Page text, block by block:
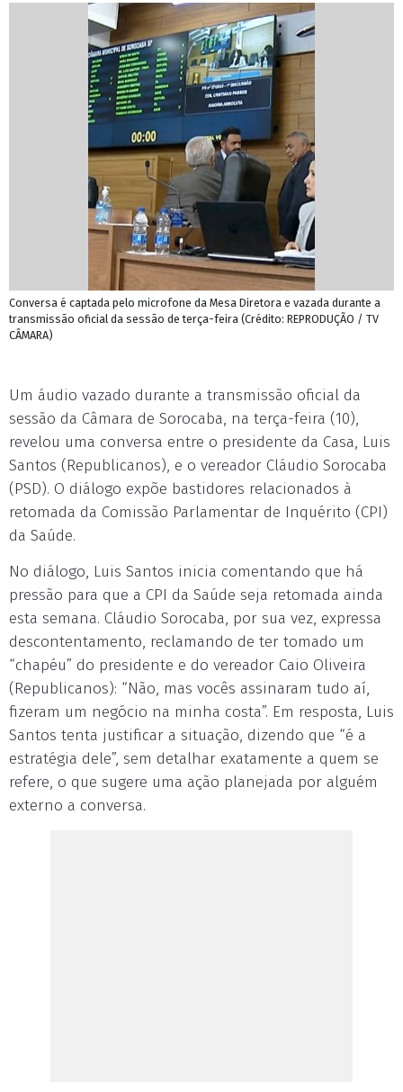
Conversa é captada pelo microfone da Mesa Diretora e vazada durante a
transmissão oficial da sessão de terça-feira (Crédito: REPRODUÇÃO / TV
CÂMARA)
Um áudio vazado durante a transmissão oficial da
sessão da Câmara de Sorocaba, na terça-feira (10),
revelou uma conversa entre o presidente da Casa, Luis
Santos (Republicanos), e o vereador Cláudio Sorocaba
(PSD). O diálogo expõe bastidores relacionados à
retomada da Comissão Parlamentar de Inquérito (CPI)
da Saúde.
No diálogo, Luis Santos inicia comentando que há
pressão para que a CPI da Saúde seja retomada ainda
esta semana. Cláudio Sorocaba, por sua vez, expressa
descontentamento, reclamando de ter tomado um
“chapéu” do presidente e do vereador Caio Oliveira
(Republicanos): “Não, mas vocês assinaram tudo aí,
fizeram um negócio na minha costa”. Em resposta, Luis
Santos tenta justificar a situação, dizendo que “é a
estratégia dele”, sem detalhar exatamente a quem se
refere, o que sugere uma ação planejada por alguém
externo a conversa.